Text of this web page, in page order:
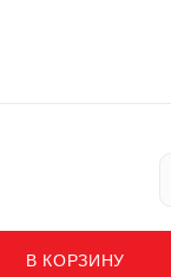
В КОРЗИНУ